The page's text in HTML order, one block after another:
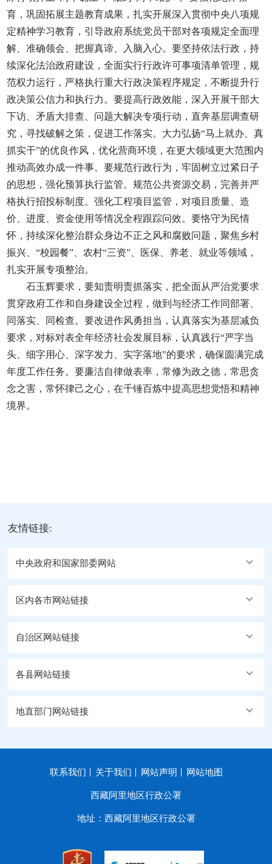
育，巩固拓展主题教育成果，扎实开展深入贯彻中央八项规
定精神学习教育，引导政府系统党员干部对各项规定全面理
解、准确领会、把握真谛、入脑入心。要坚持依法行政，持
续深化法治政府建设，全面实行行政许可事项清单管理，规
范权力运行，严格执行重大行政决策程序规定，不断提升行
政决策公信力和执行力。要提高行政效能，深入开展干部大
下访、矛盾大排查、问题大解决专项行动，直奔基层调查研
究，寻找破解之策，促进工作落实。大力弘扬“马上就办、真
抓实干”的优良作风，优化营商环境，在更大领域更大范围内
推动高效办成一件事。要规范行政行为，牢固树立过紧日子
的思想，强化预算执行监管。规范公共资源交易，完善并严
格执行招投标制度。强化工程项目监管，对项目质量、造
价、进度、资金使用等情况全程跟踪问效。要恪守为民情
怀，持续深化整治群众身边不正之风和腐败问题，聚焦乡村
振兴、“校园餐”、农村“三资”、医保、养老、就业等领域，
扎实开展专项整治。
石玉辉要求，要知责明责抓落实，把全面从严治党要求
贯穿政府工作和自身建设全过程，做到与经济工作同部署、
同落实、同检查。要改进作风勇担当，认真落实为基层减负
要求，对标对表全年经济社会发展目标，认真践行“严字当
头、细字用心、深字发力、实字落地”的要求，确保圆满完成
年度工作任务。要廉洁自律做表率，常修为政之德，常思贪
念之害，常怀律己之心，在千锤百炼中提高思想觉悟和精神
境界。
友情链接:
中央政府和国家部委网站
区内各市网站链接
自治区网站链接
各县网站链接
地直部门网站链接
联系我们 关于我们 网站声明 网站地图
西藏阿里地区行政公署
地址：西藏阿里地区行政公署